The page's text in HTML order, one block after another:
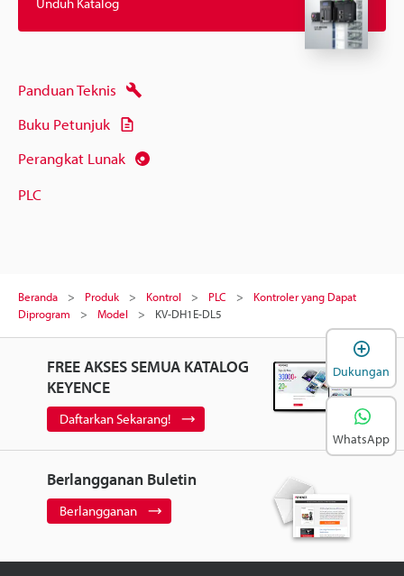
Unduh Katalog
Panduan Teknis
Buku Petunjuk
Perangkat Lunak
PLC
Beranda Produk Kontrol PLC
Kontroler yang Dapat
Diprogram
Model KV-DH1E-DL5
FREE AKSES SEMUA KATALOG
KEYENCE
Daftarkan Sekarang!
Berlangganan Buletin
Berlangganan
Dukungan
WhatsApp